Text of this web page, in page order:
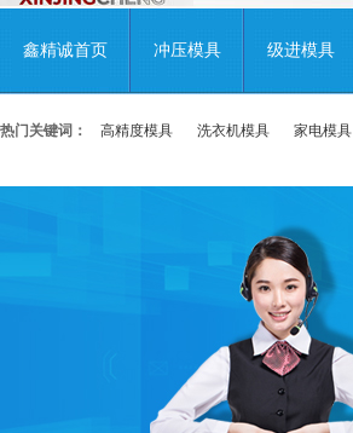
鑫精诚首页 冲压模具 级进模具
热门关键词： 高精度模具 洗衣机模具 家电模具